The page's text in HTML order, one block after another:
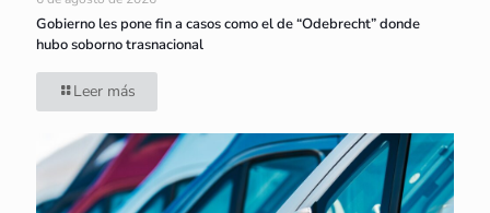
Gobierno les pone fin a casos como el de “Odebrecht” donde
hubo soborno trasnacional
Leer más